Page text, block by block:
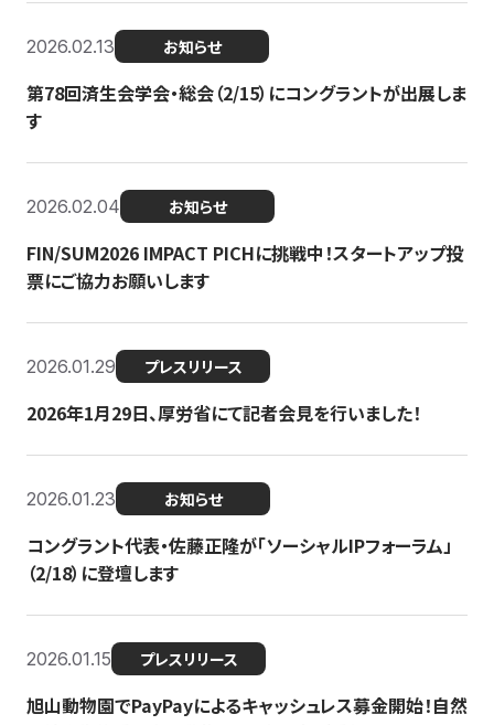
2026.02.13 お知らせ
第78回済生会学会・総会（2/15）にコングラントが出展しま
す
2026.02.04 お知らせ
FIN/SUM2026 IMPACT PICHに挑戦中！スタートアップ投
票にご協力お願いします
2026.01.29 プレスリリース
2026年1月29日、厚労省にて記者会見を行いました！
2026.01.23 お知らせ
コングラント代表・佐藤正隆が「ソーシャルIPフォーラム」
（2/18）に登壇します
2026.01.15 プレスリリース
旭山動物園でPayPayによるキャッシュレス募金開始！自然